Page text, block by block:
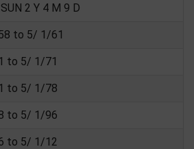
SUN 2 Y 4 M 9 D
to 5/ 1/61
to 5/ 1/71
to 5/ 1/78
to 5/ 1/96
to 5/ 1/12